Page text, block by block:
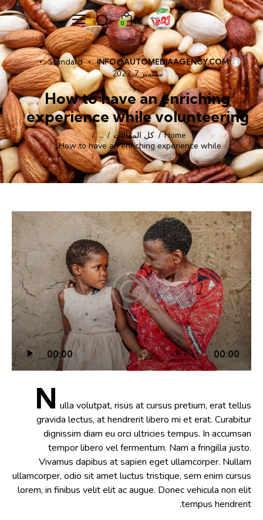
0
INFO@AUTOMEDIAAGENCY.COM
Standard
سبتمبر 7, 2022
How to have an enriching
experience while volunteering
Home كل المقالات
...
How to have an enriching experience while...
00:00 00:00
N ulla volutpat, risus at cursus pretium, erat tellus
gravida lectus, at hendrerit libero mi et erat. Curabitur
dignissim diam eu orci ultricies tempus. In accumsan
tempor libero vel fermentum. Nam a fringilla justo.
Vivamus dapibus at sapien eget ullamcorper. Nullam
ullamcorper, odio sit amet luctus tristique, sem enim cursus
lorem, in finibus velit elit ac augue. Donec vehicula non elit
tempus hendrerit.